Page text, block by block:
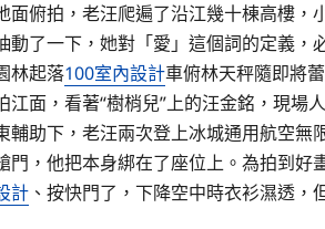
面俯拍，老汪爬遍了沿江幾十棟高樓，
動了一下，她對「愛」這個詞的定義
林起落100室內設計車俯林天秤隨即將
江面，看著“樹梢兒”上的汪金銘，現
輔助下，老汪兩次登上冰城通用航空無
門，他把本身綁在了座位上。為拍到
計 、按快門了，下降空中時衣衫濕透，